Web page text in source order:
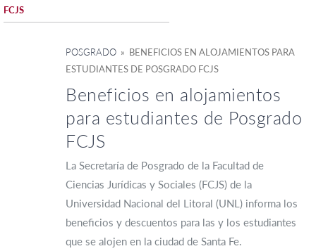
FCJS
POSGRADO » BENEFICIOS EN ALOJAMIENTOS PARA
ESTUDIANTES DE POSGRADO FCJS
Beneficios en alojamientos
para estudiantes de Posgrado
FCJS
La Secretaría de Posgrado de la Facultad de
Ciencias Jurídicas y Sociales (FCJS) de la
Universidad Nacional del Litoral (UNL) informa los
beneficios y descuentos para las y los estudiantes
que se alojen en la ciudad de Santa Fe.